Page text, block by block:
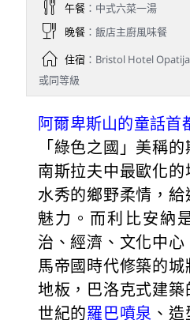
午餐：中式六菜一湯
晚餐：飯店主廚風味餐
住宿：Bristol Hotel
或同等級
阿爾卑斯山的童話首
「綠色之國」美稱
南斯拉夫中最歐化
水秀的鄉野柔情，
魅力。而利比安納
治、經濟、文化中
馬帝國時代修築的
地板，巴洛克式建築
世紀的羅巴噴泉 、